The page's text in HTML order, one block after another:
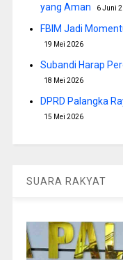
yang Aman 6 Juni
FBIM Jadi
19 Mei 2026
Subandi Harap
18 Mei 2026
DPRD Palangka
15 Mei 2026
SUARA RAKYAT